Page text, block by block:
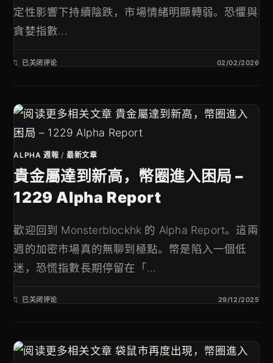
定性影響下持續陰跌，市場情緒明顯轉弱。恐懼與
貪婪指數...
已关闭评论 02/02/2026
ALPHA 週報 /最新文章
貴金屬達到新高，幣圈進入困局 –
1229 Alpha Report
歡迎回到 Monsterblockhk 的 Alpha Report。這兩
週的加密市場真的無聊到極點。幣是陷入一個低
迷，恐慌指數長期停留在「...
已关闭评论 29/12/2025